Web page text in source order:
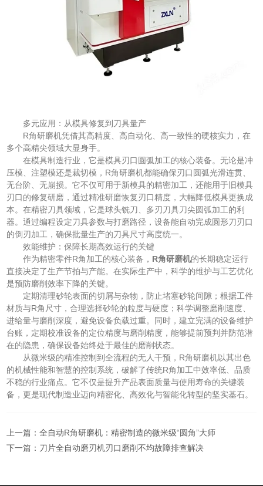
多元应用：从模具修复到刀具量产
R角研磨机凭借其高精度、高自动化、高一致性的硬核实力，在
多个高精尖领域大显身手。
在模具制造行业，它是模具刃口圆弧加工的核心装备。无论是冲
压模、注塑模还是裁切模，R角研磨机都能确保刃口圆弧光滑连贯、
无台阶、无崩损。它不仅可用于新模具的精密加工，还能用于旧模具
刃口的修复研磨，通过精准研磨恢复刃口精度，大幅降低模具更换成
本。在精密刀具领域，它是球头铣刀、多刃刀具刀尖圆弧加工的利
器。通过编程设定刀具参数与打磨路径，设备能自动完成圆形刀刃口
的倒刃加工，确保批量生产的刀具尺寸高度统一。
效能维护：保障长期高效运行的关键
作为精密零件R角加工的核心装备， R角研磨机的长期稳定运行
直接决定了生产节拍与产能。在实际生产中，科学的维护与工艺优化
是预防磨削效率下降的关键。
定期清理砂轮表面的切屑与杂物，防止堵塞砂轮间隙；根据工件
材质与R角尺寸，合理选择砂轮的粒度与硬度；科学调整磨削速度、
进给量与磨削深度，避免设备负载过重。同时，建立完满的设备维护
台账，定期校准设备的定位精度与磨削精度，能够提前预判并防范潜
在的隐患，确保设备始终处于最佳的磨削状态。
从微米级的精准控制到全流程的无人干预，R角研磨机以其出色
的机械性能和智慧的控制系统，破解了传统R角加工中效率低、品质
不稳的行业痛点。它不仅是提升产品表面质量与使用寿命的关键装
备，更是现代制造业迈向精密化、高效化与智能化转型的坚实基石。
上一篇：全自动R角研磨机：精密制造的微米级“圆角”大师
下一篇： 刀片全自动磨刃机刃口磨削不均故障排查解决